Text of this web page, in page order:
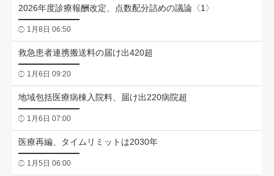
2026年度診療報酬改定、点数配分詰めの議論〈1〉
1月8日 06:50
救急患者連携搬送料の届け出420超
1月6日 09:20
地域包括医療病棟入院料、届け出220病院超
1月6日 07:00
医療再編、タイムリミットは2030年
1月5日 06:00